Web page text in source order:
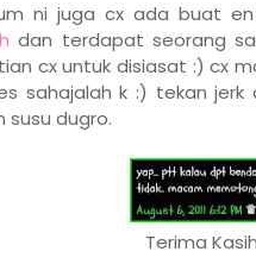
ni juga cx ada buat
dan terdapat seorang
cx untuk disiasat :) cx
sahajalah k :) tekan
susu dugro.
Terima